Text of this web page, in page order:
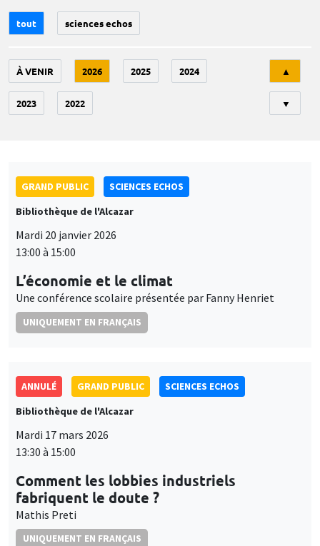
tout sciences echos
À VENIR 2026 2025 2024
2023 2022
▲
▼
GRAND PUBLIC
SCIENCES ECHOS
Bibliothèque de l'Alcazar
Mardi 20 janvier 2026
13:00 à 15:00
L’économie et le climat
Une conférence scolaire présentée par Fanny Henriet
UNIQUEMENT EN FRANÇAIS
ANNULÉ GRAND PUBLIC
SCIENCES ECHOS
Bibliothèque de l'Alcazar
Mardi 17 mars 2026
13:30 à 15:00
Comment les lobbies industriels
fabriquent le doute ?
Mathis Preti
UNIQUEMENT EN FRANÇAIS